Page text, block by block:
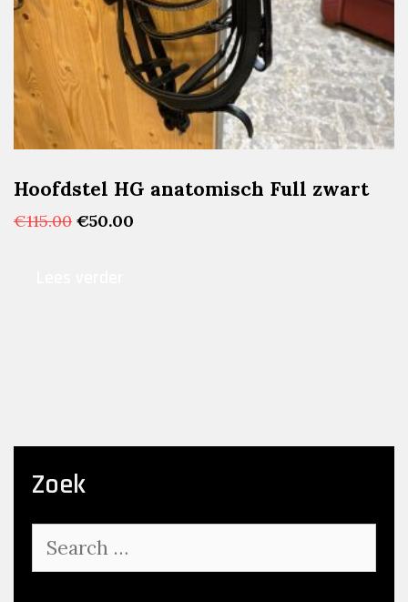
Hoofdstel HG anatomisch Full zwart
€115.00 Oorspronkelijke
€50.00
Zoek
for: